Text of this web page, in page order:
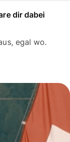
dir dabei
egal wo.